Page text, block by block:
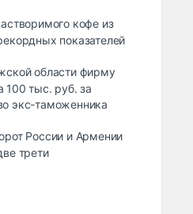
кофе из
показателей
области фирму
100 тыс. руб. за
экс-таможенника
России и Армении
трети